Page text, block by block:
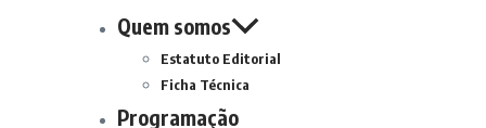
Quem somos
Estatuto Editorial
Ficha Técnica
Programação